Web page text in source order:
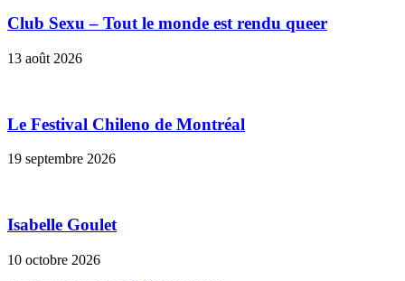
Club Sexu – Tout le monde est rendu queer
13 août 2026
Le Festival Chileno de Montréal
19 septembre 2026
Isabelle Goulet
10 octobre 2026